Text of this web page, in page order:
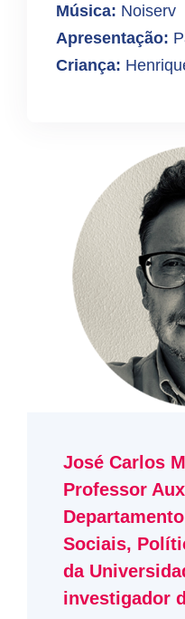
Música: Noiserv
Apresentação:
Criança:
José Carlos
Professor
Sociais,
da
investigador